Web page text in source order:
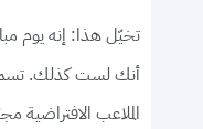
الملاعب الافتراضية